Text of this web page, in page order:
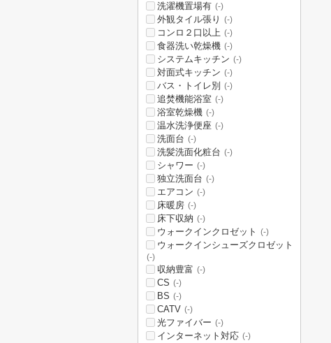
洗濯機置場有 (-)
外観タイル張り (-)
コンロ２口以上 (-)
食器洗い乾燥機 (-)
システムキッチン (-)
対面式キッチン (-)
バス・トイレ別 (-)
追焚機能浴室 (-)
浴室乾燥機 (-)
温水洗浄便座 (-)
洗面台 (-)
洗髪洗面化粧台 (-)
シャワー (-)
独立洗面台 (-)
エアコン (-)
床暖房 (-)
床下収納 (-)
ウォークインクロゼット (-)
ウォークインシューズクロゼット
(-)
収納豊富 (-)
CS (-)
BS (-)
CATV (-)
光ファイバー (-)
インターネット対応 (-)